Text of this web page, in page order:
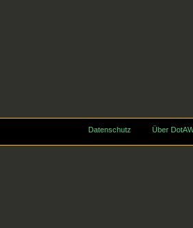
Datenschutz Über